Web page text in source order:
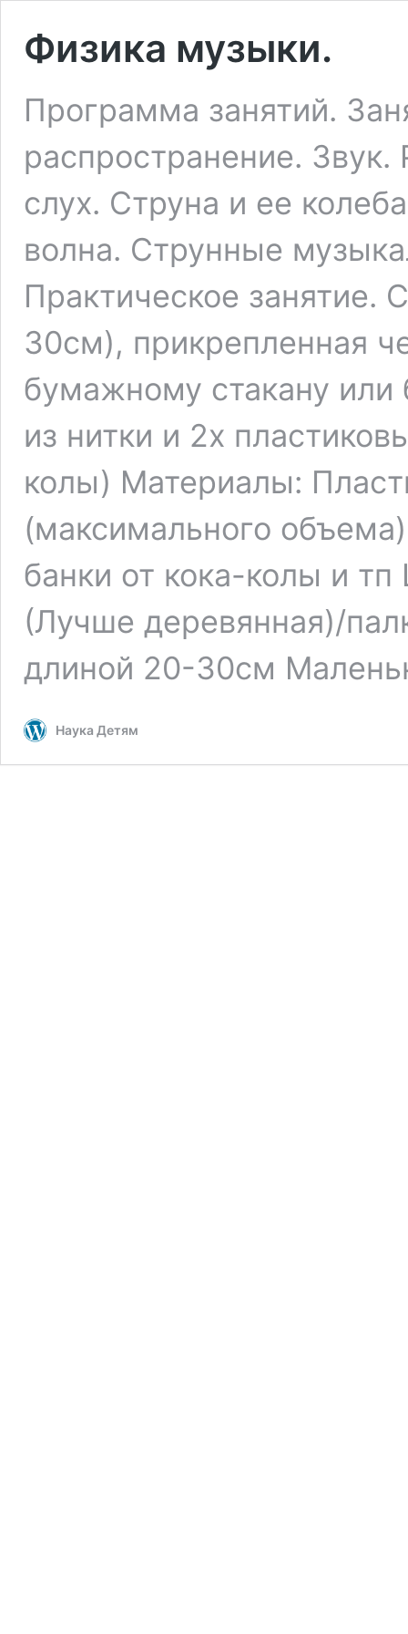
Физика музыки.
Программа занятий.
распространение.
слух. Струна и ее
волна. Струнные
Практическое занятие.
30см), прикрепленная
бумажному стакану или
из нитки и 2х
колы) Материалы:
(максимального
банки от кока-колы и
(Лучше деревянная)/
длиной 20-30см
Наука Детям